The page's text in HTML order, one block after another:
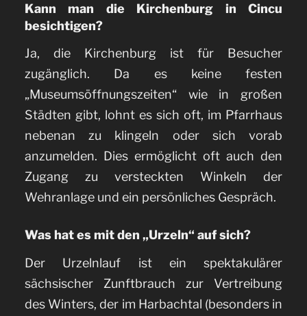
Kann man die Kirchenburg in Cincu
besichtigen?
Ja, die Kirchenburg ist für Besucher
zugänglich. Da es keine festen
„Museumsöffnungszeiten“ wie in großen
Städten gibt, lohnt es sich oft, im Pfarrhaus
nebenan zu klingeln oder sich vorab
anzumelden. Dies ermöglicht oft auch den
Zugang zu versteckten Winkeln der
Wehranlage und ein persönliches Gespräch.
Was hat es mit den „Urzeln“ auf sich?
Der Urzelnlauf ist ein spektakulärer
sächsischer Zunftbrauch zur Vertreibung
des Winters, der im Harbachtal (besonders in